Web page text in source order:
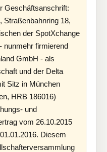
Geschäftsanschrift:
Straßenbahnring 18,
der SpotXchange
nunmehr firmierend
GmbH - als
und der Delta
Sitz in München
HRB 186016)
und
vom 26.10.2015
Diesem